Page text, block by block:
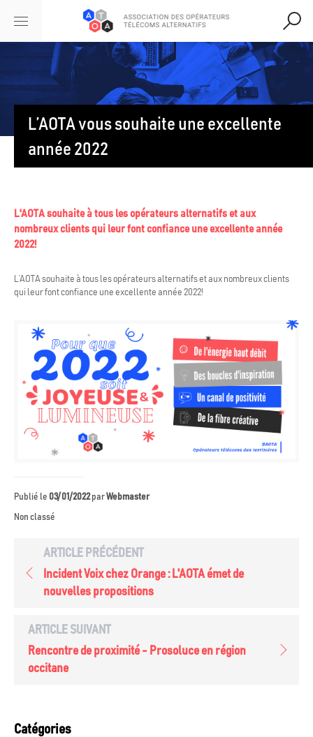
L’AOTA vous souhaite une excellente
année 2022
L'AOTA souhaite à tous les opérateurs alternatifs et aux
nombreux clients qui leur font confiance une excellente année
2022!
L’AOTA souhaite à tous les opérateurs alternatifs et aux nombreux clients
qui leur font confiance une excellente année 2022!
Publié le 03/01/2022parWebmaster
Non classé
ARTICLE PRÉCÉDENT
Incident Voix chez Orange : L'AOTA émet de
nouvelles propositions
ARTICLE SUIVANT
Rencontre de proximité - Prosoluce en région
occitane
Catégories